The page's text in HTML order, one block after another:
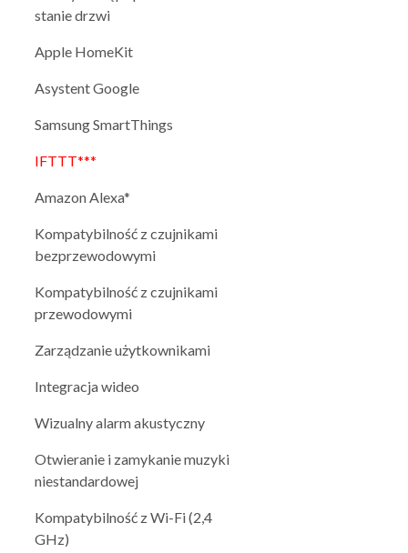
stanie drzwi
Apple HomeKit
Asystent Google
Samsung SmartThings
IFTTT***
Amazon Alexa*
Kompatybilność z czujnikami
bezprzewodowymi
Kompatybilność z czujnikami
przewodowymi
Zarządzanie użytkownikami
Integracja wideo
Wizualny alarm akustyczny
Otwieranie i zamykanie muzyki
niestandardowej
Kompatybilność z Wi-Fi (2,4
GHz)